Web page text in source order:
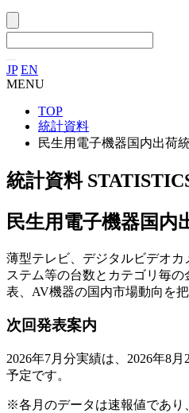
JP EN
MENU
TOP
統計資料
民生用電子機器国内出荷
統計資料
民生用電子機器国内
薄型テレビ、デジタルビデオ
ステム等の台数とカテゴリ毎
表、AV機器の国内市場動向を
次回発表案内
2026年7月分実績は、2026年8
予定です。
※各月のデータは速報値であり